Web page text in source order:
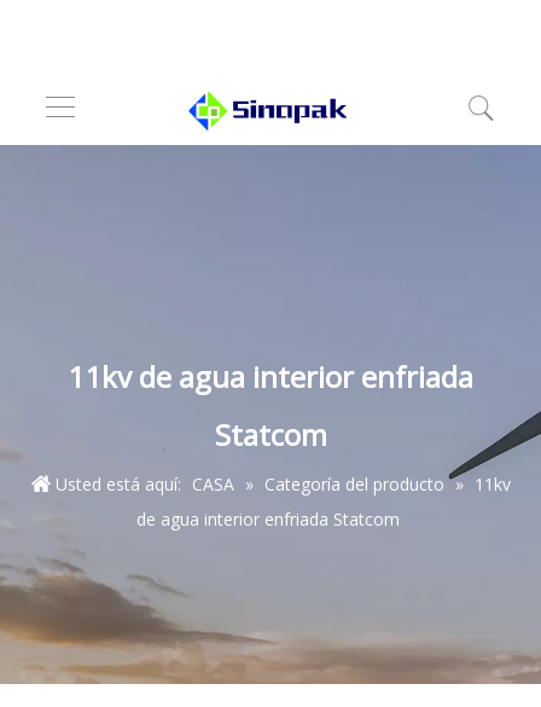
11kv de agua interior enfriada
Statcom
Usted está aquí: CASA » Categoría del producto » 11kv
de agua interior enfriada Statcom